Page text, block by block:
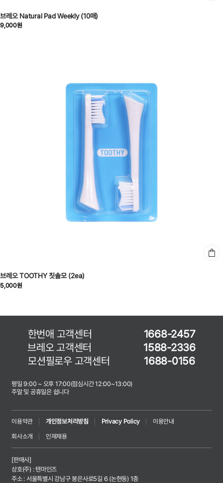
브레오 Natural Pad Weekly (10매)
9,000원
브레오 TOOTHY 칫솔모 (2ea)
5,000원
한번애 고객센터
1668-2457
브레오 고객센터
1588-2336
모션필로우 고객센터
1688-0156
평일 9:00 ~ 오후 17:00(점심시간 12:00~13:00)
주말 및 공휴일은 쉽니다
이용약관 개인정보처리방침 Privacy Policy
이용안내
회사소개
인재채용
[판매사]
상호(주) : 텐마인즈
주소 : 서울특별시 강남구 봉은사로5길 6 (논현동) 1층